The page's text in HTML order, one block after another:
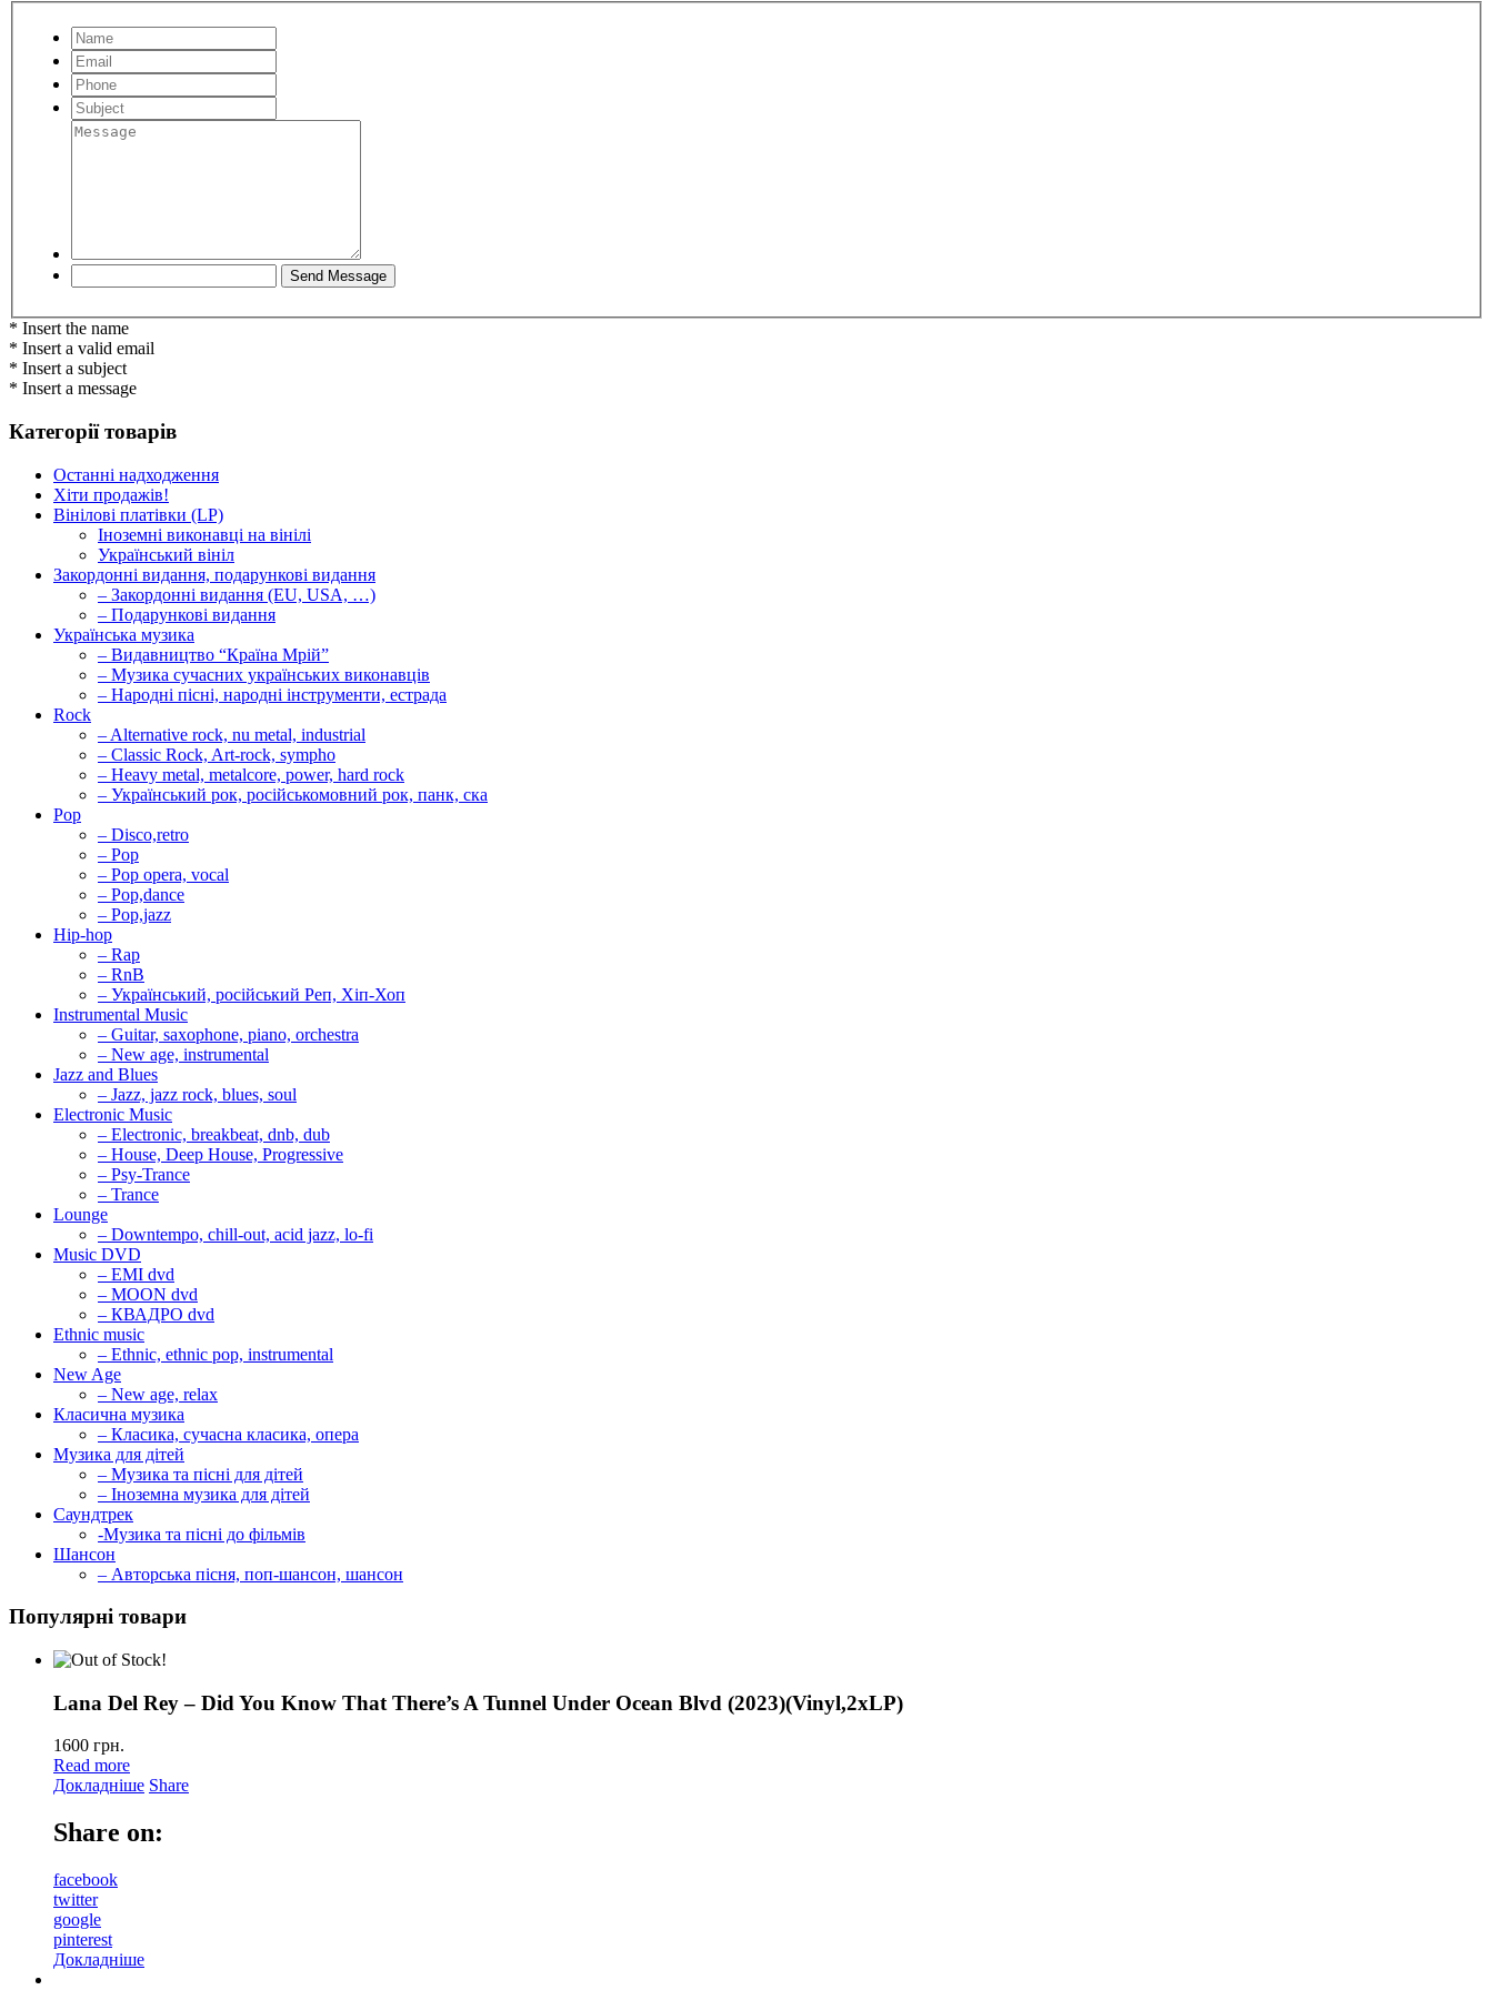
* Insert the name
* Insert a valid email
* Insert a subject
* Insert a message
Категорії товарів
Останні надходження
Хіти продажів!
Вінілові платівки (LP)
Іноземні виконавці на вінілі
Український вініл
Закордонні видання, подарункові видання
– Закордонні видання (EU, USA, …)
– Подарункові видання
Українська музика
– Видавництво “Країна Мрій”
– Музика сучасних українських виконавців
– Народні пісні, народні інструменти, естрада
Rock
– Alternative rock, nu metal, industrial
– Classic Rock, Art-rock, sympho
– Heavy metal, metalcore, power, hard rock
– Український рок, російськомовний рок, панк, ска
Pop
– Disco,retro
– Pop
– Pop opera, vocal
– Pop,dance
– Pop,jazz
Hip-hop
– Rap
– RnB
– Український, російський Реп, Хіп-Хоп
Instrumental Music
– Guitar, saxophone, piano, orchestra
– New age, instrumental
Jazz and Blues
– Jazz, jazz rock, blues, soul
Electronic Music
– Electronic, breakbeat, dnb, dub
– House, Deep House, Progressive
– Psy-Trance
– Trance
Lounge
– Downtempo, chill-out, acid jazz, lo-fi
Music DVD
– EMI dvd
– MOON dvd
– КВАДРО dvd
Ethnic music
– Ethnic, ethnic pop, instrumental
New Age
– New age, relax
Класична музика
– Класика, сучасна класика, опера
Музика для дітей
– Музика та пісні для дітей
– Іноземна музика для дітей
Саундтрек
-Музика та пісні до фільмів
Шансон
– Авторська пісня, поп-шансон, шансон
Популярні товари
Lana Del Rey – Did You Know That There’s A Tunnel Under Ocean Blvd (2023)(Vinyl,2xLP)
1600 грн.
Read more
Докладніше Share
Share on:
facebook
twitter
google
pinterest
Докладніше